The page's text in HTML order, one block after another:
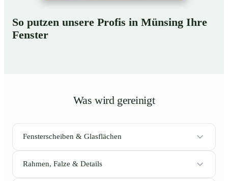
So putzen unsere Profis in Münsing Ihre
Fenster
Was wird gereinigt
Fensterscheiben & Glasflächen
Rahmen, Falze & Details